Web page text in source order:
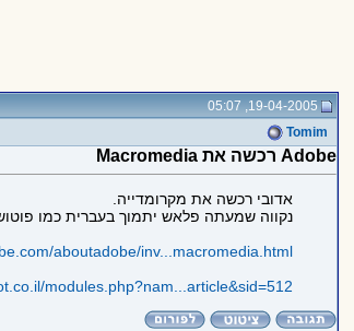
19-04-2005, 05:07
Tomim
Adobe רכשה את Macromedia
אדובי רכשה את מקרומדייה.
נקווה שמעתה פלאש יתמוך בעברית כמו פוטושופ
aboutadobe/inv...macromedia.html
modules.php?nam...article&sid=512